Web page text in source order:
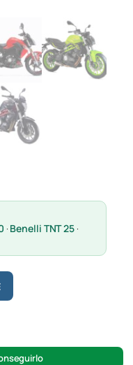
· Benelli TNT 25 ·